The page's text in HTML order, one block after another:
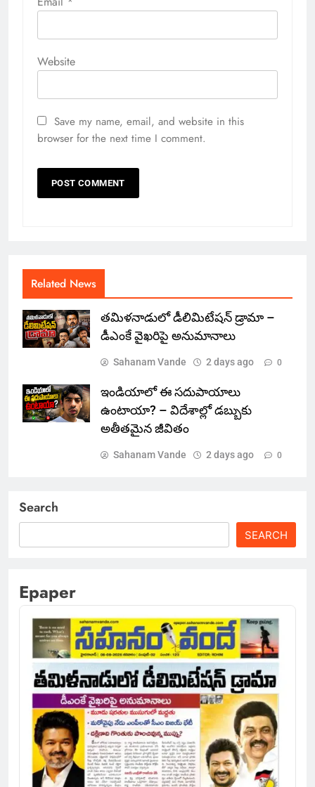
Website
Save my name, email, and website in this
browser for the next time I comment.
Related News
తమిళనాడులో డీలిమిటేషన్ డ్రామా –
డీఎంకే వైఖరిపై అనుమానాలు
Sahanam Vande 2 days ago 0
ఇండియాలో‌ ఈ సదుపాయాలు
ఉంటాయా? – విదేశాల్లో డబ్బుకు
అతీతమైన జీవితం
Sahanam Vande 2 days ago 0
Search
SEARCH
Epaper